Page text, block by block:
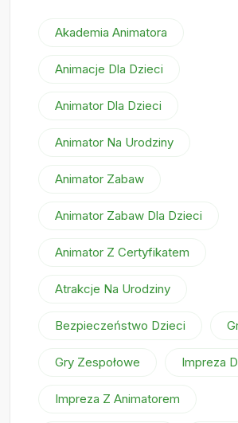
Akademia Animatora
Animacje Dla Dzieci
Animator Dla Dzieci
Animator Na Urodziny
Animator Zabaw
Animator Zabaw Dla Dzieci
Animator Z Certyfikatem
Atrakcje Na Urodziny
Bezpieczeństwo Dzieci
Gry Zespołowe Impreza
Impreza Z Animatorem